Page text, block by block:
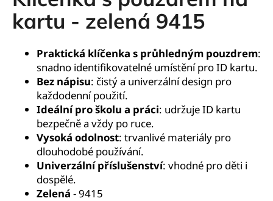
0,0
hvězdiček.
kartu - zelená 9415
Praktická klíčenka s průhledným pouzdrem:
snadno identifikovatelné umístění pro ID kartu.
Bez nápisu: čistý a univerzální design pro
každodenní použití.
Ideální pro školu a práci: udržuje ID kartu
bezpečně a vždy po ruce.
Vysoká odolnost: trvanlivé materiály pro
dlouhodobé používání.
Univerzální příslušenství: vhodné pro děti i
dospělé.
Zelená - 9415
a
j
HLEDAT